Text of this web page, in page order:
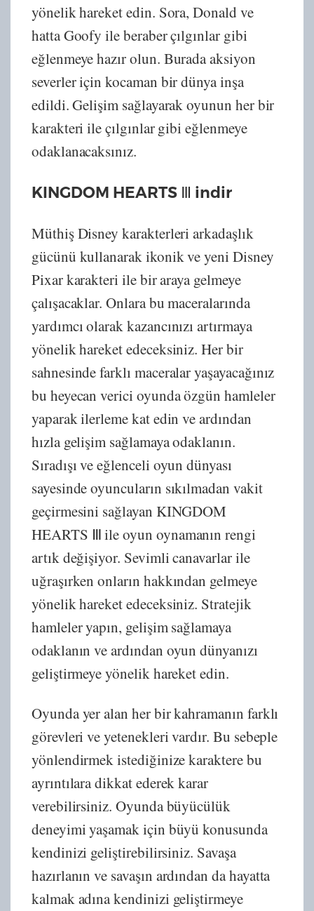
yönelik hareket edin. Sora, Donald ve
hatta Goofy ile beraber çılgınlar gibi
eğlenmeye hazır olun. Burada aksiyon
severler için kocaman bir dünya inşa
edildi. Gelişim sağlayarak oyunun her bir
karakteri ile çılgınlar gibi eğlenmeye
odaklanacaksınız.
KINGDOM HEARTS Ⅲ indir
Müthiş Disney karakterleri arkadaşlık
gücünü kullanarak ikonik ve yeni Disney
Pixar karakteri ile bir araya gelmeye
çalışacaklar. Onlara bu maceralarında
yardımcı olarak kazancınızı artırmaya
yönelik hareket edeceksiniz. Her bir
sahnesinde farklı maceralar yaşayacağınız
bu heyecan verici oyunda özgün hamleler
yaparak ilerleme kat edin ve ardından
hızla gelişim sağlamaya odaklanın.
Sıradışı ve eğlenceli oyun dünyası
sayesinde oyuncuların sıkılmadan vakit
geçirmesini sağlayan KINGDOM
HEARTS Ⅲ ile oyun oynamanın rengi
artık değişiyor. Sevimli canavarlar ile
uğraşırken onların hakkından gelmeye
yönelik hareket edeceksiniz. Stratejik
hamleler yapın, gelişim sağlamaya
odaklanın ve ardından oyun dünyanızı
geliştirmeye yönelik hareket edin.
Oyunda yer alan her bir kahramanın farklı
görevleri ve yetenekleri vardır. Bu sebeple
yönlendirmek istediğinize karaktere bu
ayrıntılara dikkat ederek karar
verebilirsiniz. Oyunda büyücülük
deneyimi yaşamak için büyü konusunda
kendinizi geliştirebilirsiniz. Savaşa
hazırlanın ve savaşın ardından da hayatta
kalmak adına kendinizi geliştirmeye